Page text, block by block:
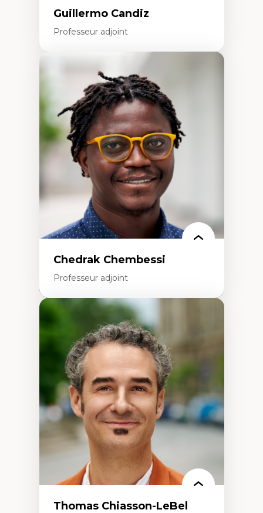
Guillermo Candiz
Professeur adjoint
Expertises
Trajectoires migratoires
Migrations forcées
Études des frontières; Enjeux géopolitiques
des migrations
Politiques migratoires
Réfugiés
Demandeurs d’asile
Migrations irrégulières
Migrations temporaires
Migration et changement climatique
Migration et développement
Chedrak Chembessi
Professeur adjoint
Économie circulaire
Modèles d’affaires durables
Histoire des faits économiques
Gestion durable des ressources naturelles
Écologie industrielle
Aménagement durable du territoire
Développement régional
Coopératives
Télétravail en milieu rural francophone
Transition socio-écologique
Thomas Chiasson-LeBel